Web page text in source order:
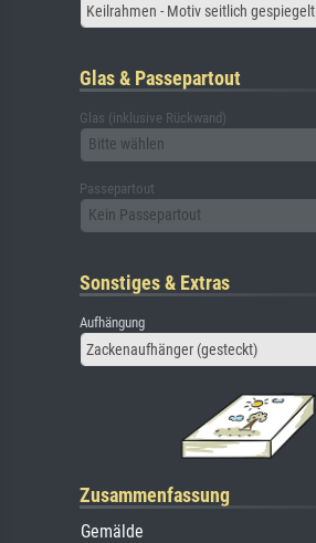
Keilrahmen - Motiv seitlich gespiegelt
Glas & Passepartout
Glas (inklusive Rückwand)
Bitte wählen
Passepartout
Kein Passepartout
Sonstiges & Extras
Aufhängung
Zackenaufhänger (gesteckt)
Zusammenfassung
Gemälde